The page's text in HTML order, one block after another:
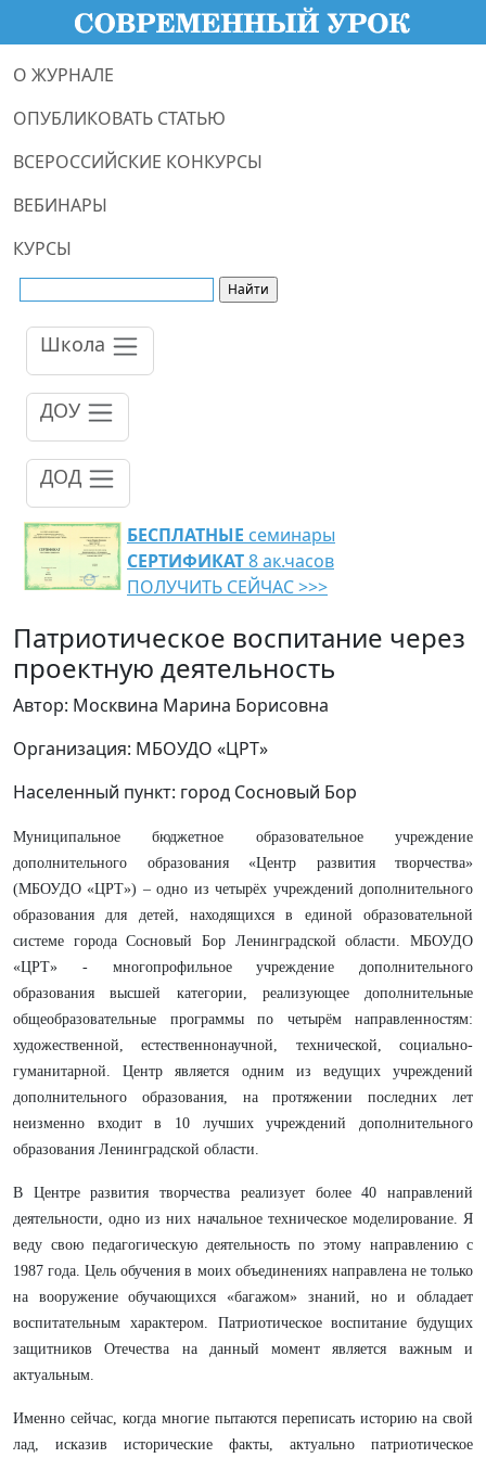
О ЖУРНАЛЕ
ОПУБЛИКОВАТЬ СТАТЬЮ
ВСЕРОССИЙСКИЕ КОНКУРСЫ
ВЕБИНАРЫ
КУРСЫ
Школа
ДОУ
ДОД
БЕСПЛАТНЫЕ семинары
СЕРТИФИКАТ8 ак.часов
ПОЛУЧИТЬ СЕЙЧАС >>>
Патриотическое воспитание через
проектную деятельность
Автор: Москвина Марина Борисовна
Организация: МБОУДО «ЦРТ»
Населенный пункт: город Сосновый Бор
Муниципальное бюджетное образовательное учреждение
дополнительного образования «Центр развития творчества»
(МБОУДО «ЦРТ») – одно из четырёх учреждений дополнительного
образования для детей, находящихся в единой образовательной
системе города Сосновый Бор Ленинградской области. МБОУДО
«ЦРТ» - многопрофильное учреждение дополнительного
образования высшей категории, реализующее дополнительные
общеобразовательные программы по четырём направленностям:
художественной, естественнонаучной, технической, социально-
гуманитарной. Центр является одним из ведущих учреждений
дополнительного образования, на протяжении последних лет
неизменно входит в 10 лучших учреждений дополнительного
образования Ленинградской области.
В Центре развития творчества реализует более 40 направлений
деятельности, одно из них начальное техническое моделирование. Я
веду свою педагогическую деятельность по этому направлению с
1987 года. Цель обучения в моих объединениях направлена не только
на вооружение обучающихся «багажом» знаний, но и обладает
воспитательным характером. Патриотическое воспитание будущих
защитников Отечества на данный момент является важным и
актуальным.
Именно сейчас, когда многие пытаются переписать историю на свой
лад, исказив исторические факты, актуально патриотическое